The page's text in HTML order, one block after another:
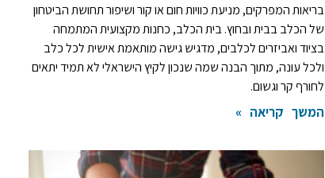
בריאות המפרקים, מניעת כוויות חום או קור ושיפור תחושת הביטחון
של הכלב בבית ובחוץ. בית הכלב, כחנות מקצועית המתמחה
בציוד ואביזרים לכלבים, מדגיש גישה מותאמת אישית לכל כלב
ולכל עונה, מתוך הבנה שמה שנכון לקיץ הישראלי לא תמיד יתאים
לחורף קר וגשום.
המשך קריאה »